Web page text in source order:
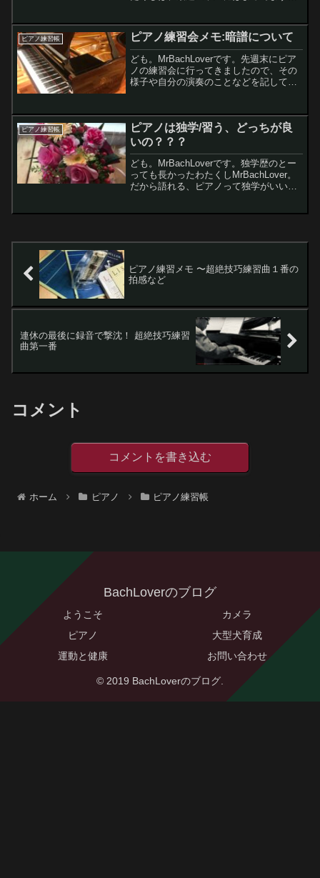
聴いている 司馬遼太郎の小説のAudible
の感想もおまけに書くよ！
ピアノ練習帳 ピアノ練習会メモ:暗譜について
ども。MrBachLoverです。先週末にピア
ノの練習会に行ってきましたので、その
様子や自分の演奏のことなどを記してみ
省点はあるけれど、まーまーの演奏がで
きたと思うよ練...
ピアノ練習帳
ピアノは独学/習う、どっちが良
いの？？？
ども。MrBachLoverです。独学歴のとー
っても長かったわたくしMrBachLover。
だから語れる、ピアノって独学がいいの
ピアノ練習メモ 〜超絶技巧練習曲１番の
拍感など
連休の最後に録音で撃沈！ 超絶技巧練習
曲第一番
コメント
コメントを書き込む
ホーム ピアノ ピアノ練習帳
BachLoverのブログ
ようこそ
カメラ
ピアノ
大型犬育成
運動と健康
お問い合わせ
© 2019 BachLoverのブログ.